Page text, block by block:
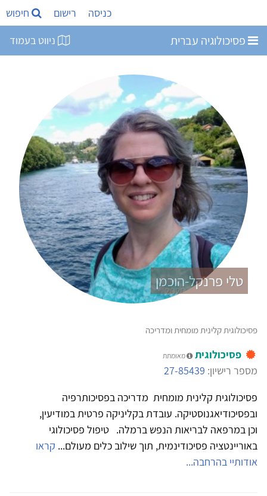
כניסה רישום חיפוש
פסיכולוגיה עברית ניווט בעמוד
טלי פרנקל-הוכמן
פסיכולוגית קלינית מומחית ומדריכה
פסיכולוגית מאומתת
מספר רישיון: 27-85439
פסיכולוגית קלינית מומחית מדריכה בפסיכותרפיה
ובפסיכודיאגנוסטיקה. עובדת בקליניקה פרטית במודיעין,
וכן במרפאה לבריאות הנפש ברמלה. טיפול פסיכולוגי
באוריינטציה פסיכודינמית, תוך שילוב כלים מעולם... קראו
אודותיי בהרחבה...